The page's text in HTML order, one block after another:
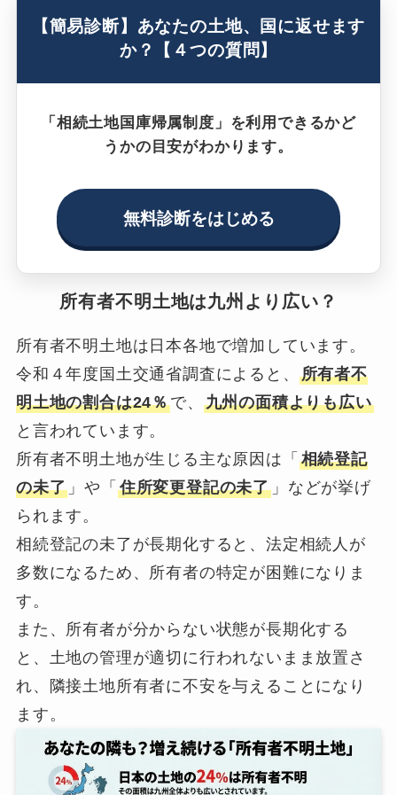
【簡易診断】あなたの土地、国に返せます
か？【４つの質問】
「相続土地国庫帰属制度」を利用できるかど
うかの目安がわかります。
無料診断をはじめる
所有者不明土地は九州より広い？
所有者不明土地は日本各地で増加しています。
令和４年度国土交通省調査によると、 所有者不
明土地の割合は24％で、 九州の面積よりも広い
と言われています。
所有者不明土地が生じる主な原因は「 相続登記
の未了 」や「 住所変更登記の未了 」などが挙げ
られます。
相続登記の未了が長期化すると、法定相続人が
多数になるため、所有者の特定が困難になりま
す。
また、所有者が分からない状態が長期化する
と、土地の管理が適切に行われないまま放置さ
れ、隣接土地所有者に不安を与えることになり
ます。